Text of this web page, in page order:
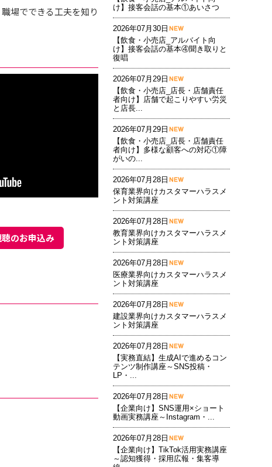
場でできる工夫を知り
のお申込み
け】接客会話の基本①あいさつ
2026年07月30日
【飲食・小売店_アルバイト向
け】接客会話の基本④聞き取りと
復唱
2026年07月29日
【飲食・小売店_店長・店舗責任
者向け】店舗で起こりやすい労災
と店長...
2026年07月29日
【飲食・小売店_店長・店舗責任
者向け】多様な顧客への対応①障
がいの...
2026年07月28日
保育業界向けカスタマーハラスメ
ント対策講座
2026年07月28日
教育業界向けカスタマーハラスメ
ント対策講座
2026年07月28日
医療業界向けカスタマーハラスメ
ント対策講座
2026年07月28日
建設業界向けカスタマーハラスメ
ント対策講座
2026年07月28日
【実務直結】生成AIで進めるコン
テンツ制作講座～SNS投稿・
LP・...
2026年07月28日
【企業向け】SNS運用×ショート
動画実務講座～Instagram・...
2026年07月28日
【企業向け】TikTok活用実務講座
～認知獲得・採用広報・集客導